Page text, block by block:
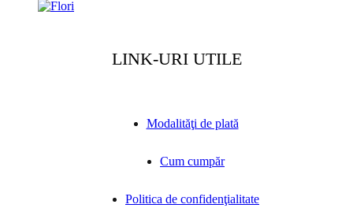
LINK-URI UTILE
Modalităţi de plată
Cum cumpăr
Politica de confidenţialitate